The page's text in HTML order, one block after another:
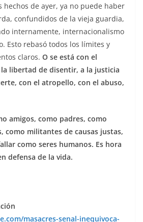
hechos de ayer, ya no puede haber
confundidos de la vieja guardia,
internamente, internacionalismo
Esto rebasó todos los límites y
claros. O se está con el
libertad de disentir, a la justicia
con el atropello, con el abuso,
amigos, como padres, como
como militantes de causas justas,
como seres humanos. Es hora
defensa de la vida.
masacres-senal-inequivoca-